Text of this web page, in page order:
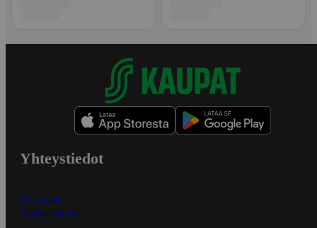
Yhteystiedot
Myymälät
Asiakaspalvelu